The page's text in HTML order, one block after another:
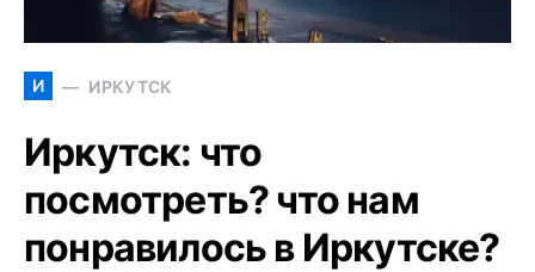
И ИРКУТСК
Иркутск: что
посмотреть? что нам
понравилось в Иркутске?